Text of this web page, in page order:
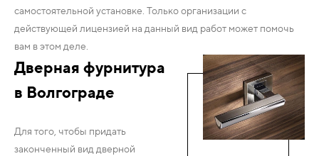
самостоятельной установке. Только организации с
действующей лицензией на данный вид работ может помочь
вам в этом деле.
Дверная фурнитура
в Волгограде
Для того, чтобы придать
законченный вид дверной